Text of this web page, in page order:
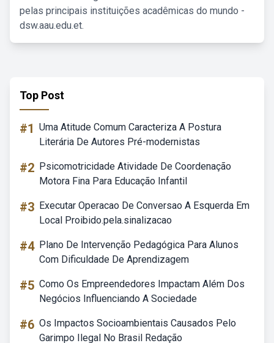
pelas principais instituições acadêmicas do mundo -
dsw.aau.edu.et.
Top Post
#1 Uma Atitude Comum Caracteriza A Postura
Literária De Autores Pré-modernistas
#2 Psicomotricidade Atividade De Coordenação
Motora Fina Para Educação Infantil
#3 Executar Operacao De Conversao A Esquerda Em
Local Proibido.pela.sinalizacao
#4 Plano De Intervenção Pedagógica Para Alunos
Com Dificuldade De Aprendizagem
#5 Como Os Empreendedores Impactam Além Dos
Negócios Influenciando A Sociedade
#6 Os Impactos Socioambientais Causados Pelo
Garimpo Ilegal No Brasil Redação